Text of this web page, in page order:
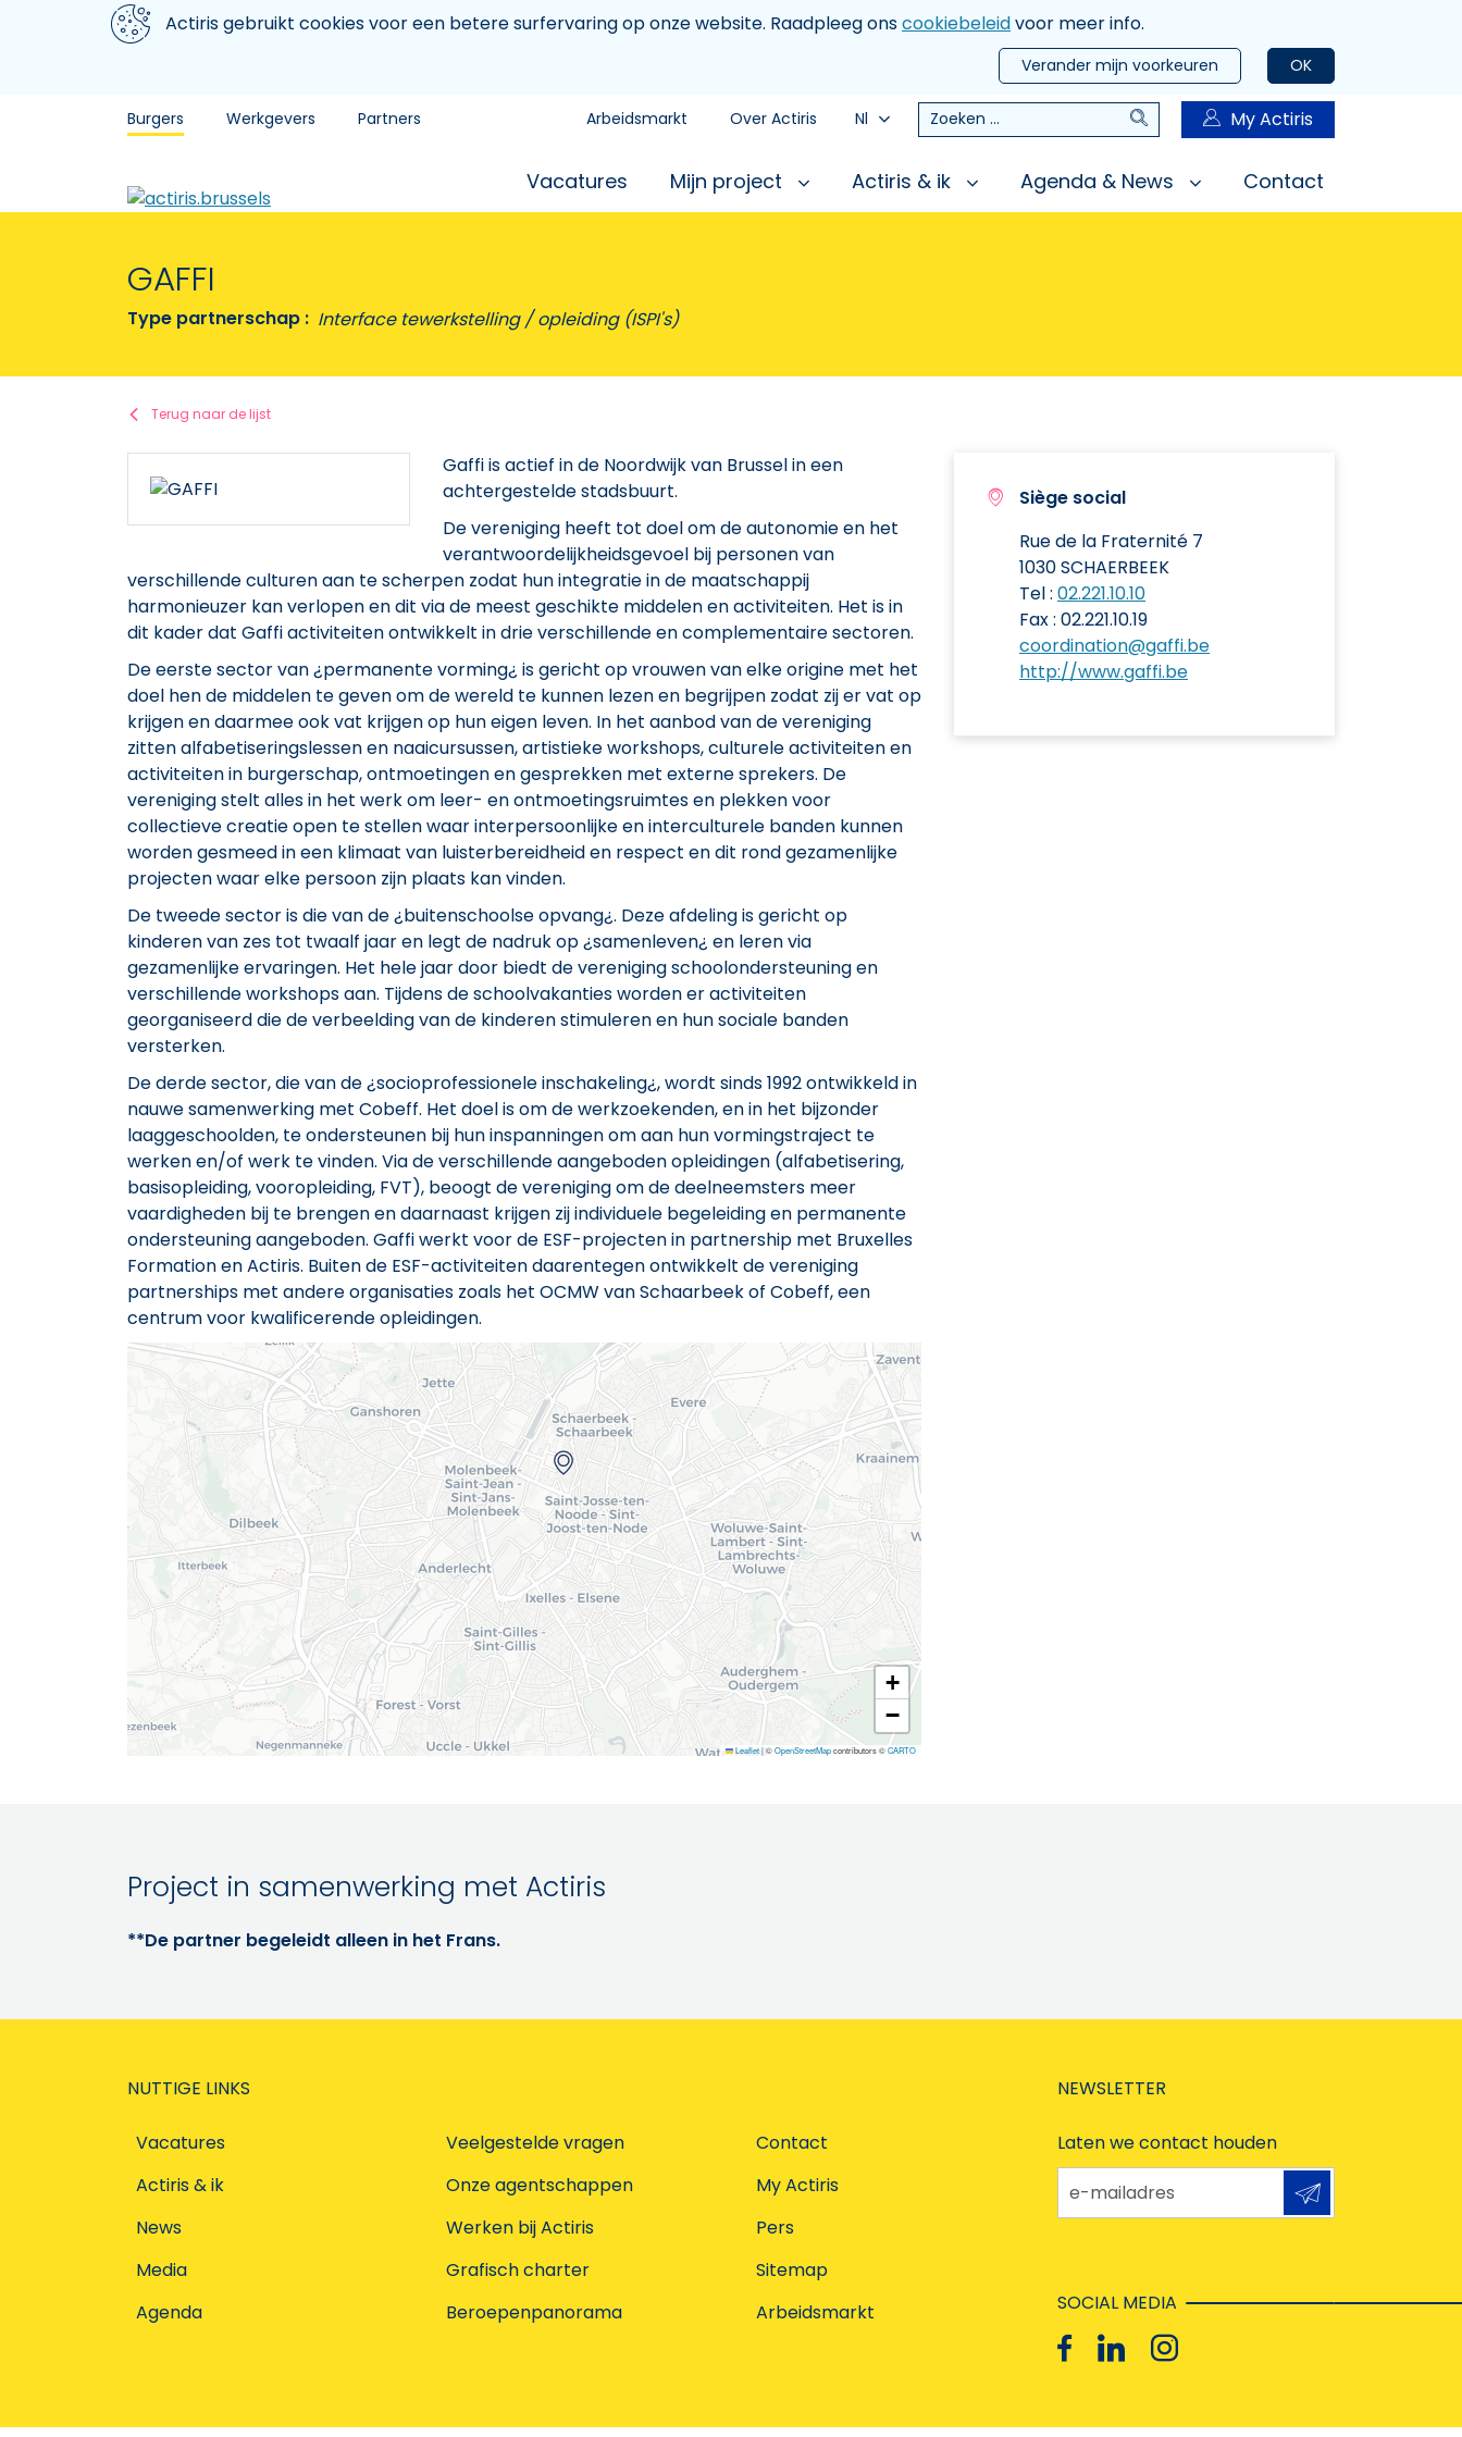
Aller au contenu principal
We gebruiken cookiesActiris gebruikt cookies voor een betere surfervaring op onze website. Raadpleeg onscookiebeleidvoor meer info.
OK
Verander mijn voorkeuren
Burgers Werkgevers Partners Arbeidsmarkt Over Actiris Nl Zoeken Zoeken My Actiris
Vacatures Mijn project Actiris & ik Agenda & News Contact
GAFFI
Type partnerschap : Interface tewerkstelling / opleiding (ISPI's)
Terug naar de lijst
Gaffi is actief in de Noordwijk van Brussel in een
achtergestelde stadsbuurt.
De vereniging heeft tot doel om de autonomie en het
verantwoordelijkheidsgevoel bij personen van
verschillende culturen aan te scherpen zodat hun integratie in de maatschappij
harmonieuzer kan verlopen en dit via de meest geschikte middelen en activiteiten. Het is in
dit kader dat Gaffi activiteiten ontwikkelt in drie verschillende en complementaire sectoren.
De eerste sector van ¿permanente vorming¿ is gericht op vrouwen van elke origine met het
doel hen de middelen te geven om de wereld te kunnen lezen en begrijpen zodat zij er vat op
krijgen en daarmee ook vat krijgen op hun eigen leven. In het aanbod van de vereniging
zitten alfabetiseringslessen en naaicursussen, artistieke workshops, culturele activiteiten en
activiteiten in burgerschap, ontmoetingen en gesprekken met externe sprekers. De
vereniging stelt alles in het werk om leer- en ontmoetingsruimtes en plekken voor
collectieve creatie open te stellen waar interpersoonlijke en interculturele banden kunnen
worden gesmeed in een klimaat van luisterbereidheid en respect en dit rond gezamenlijke
projecten waar elke persoon zijn plaats kan vinden.
De tweede sector is die van de ¿buitenschoolse opvang¿. Deze afdeling is gericht op
kinderen van zes tot twaalf jaar en legt de nadruk op ¿samenleven¿ en leren via
gezamenlijke ervaringen. Het hele jaar door biedt de vereniging schoolondersteuning en
verschillende workshops aan. Tijdens de schoolvakanties worden er activiteiten
georganiseerd die de verbeelding van de kinderen stimuleren en hun sociale banden
versterken.
De derde sector, die van de ¿socioprofessionele inschakeling¿, wordt sinds 1992 ontwikkeld in
nauwe samenwerking met Cobeff. Het doel is om de werkzoekenden, en in het bijzonder
laaggeschoolden, te ondersteunen bij hun inspanningen om aan hun vormingstraject te
werken en/of werk te vinden. Via de verschillende aangeboden opleidingen (alfabetisering,
basisopleiding, vooropleiding, FVT), beoogt de vereniging om de deelneemsters meer
vaardigheden bij te brengen en daarnaast krijgen zij individuele begeleiding en permanente
ondersteuning aangeboden. Gaffi werkt voor de ESF-projecten in partnership met Bruxelles
Formation en Actiris. Buiten de ESF-activiteiten daarentegen ontwikkelt de vereniging
partnerships met andere organisaties zoals het OCMW van Schaarbeek of Cobeff, een
centrum voor kwalificerende opleidingen.
+
−
Leaflet|©OpenStreetMapcontributors ©CARTO
Siège social
Rue de la Fraternité 7
1030 SCHAERBEEK
Tel : 02.221.10.10
Fax : 02.221.10.19
coordination@gaffi.be
http://www.gaffi.be
Project in samenwerking met Actiris
**De partner begeleidt alleen in het Frans.
NUTTIGE LINKS
Vacatures
Actiris & ik
News
Media
Agenda
Veelgestelde vragen
Onze agentschappen
Werken bij Actiris
Grafisch charter
Beroepenpanorama
Contact
My Actiris
Pers
Sitemap
Arbeidsmarkt
NEWSLETTER
Laten we contact houden
e-mailadres
SOCIAL MEDIA